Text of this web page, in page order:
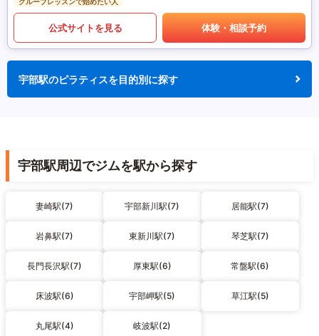
グループレッスンで始めたい人
公式サイトを見る 体験・相談予約
宇部駅のピラティスを目的別に探す
宇部駅周辺でジムを駅から探す
妻崎駅(7) 宇部新川駅(7) 居能駅(7)
岩鼻駅(7) 東新川駅(7) 琴芝駅(7)
長門長沢駅(7) 厚東駅(6) 常盤駅(6)
床波駅(6) 宇部岬駅(5) 草江駅(5)
丸尾駅(4) 岐波駅(2)